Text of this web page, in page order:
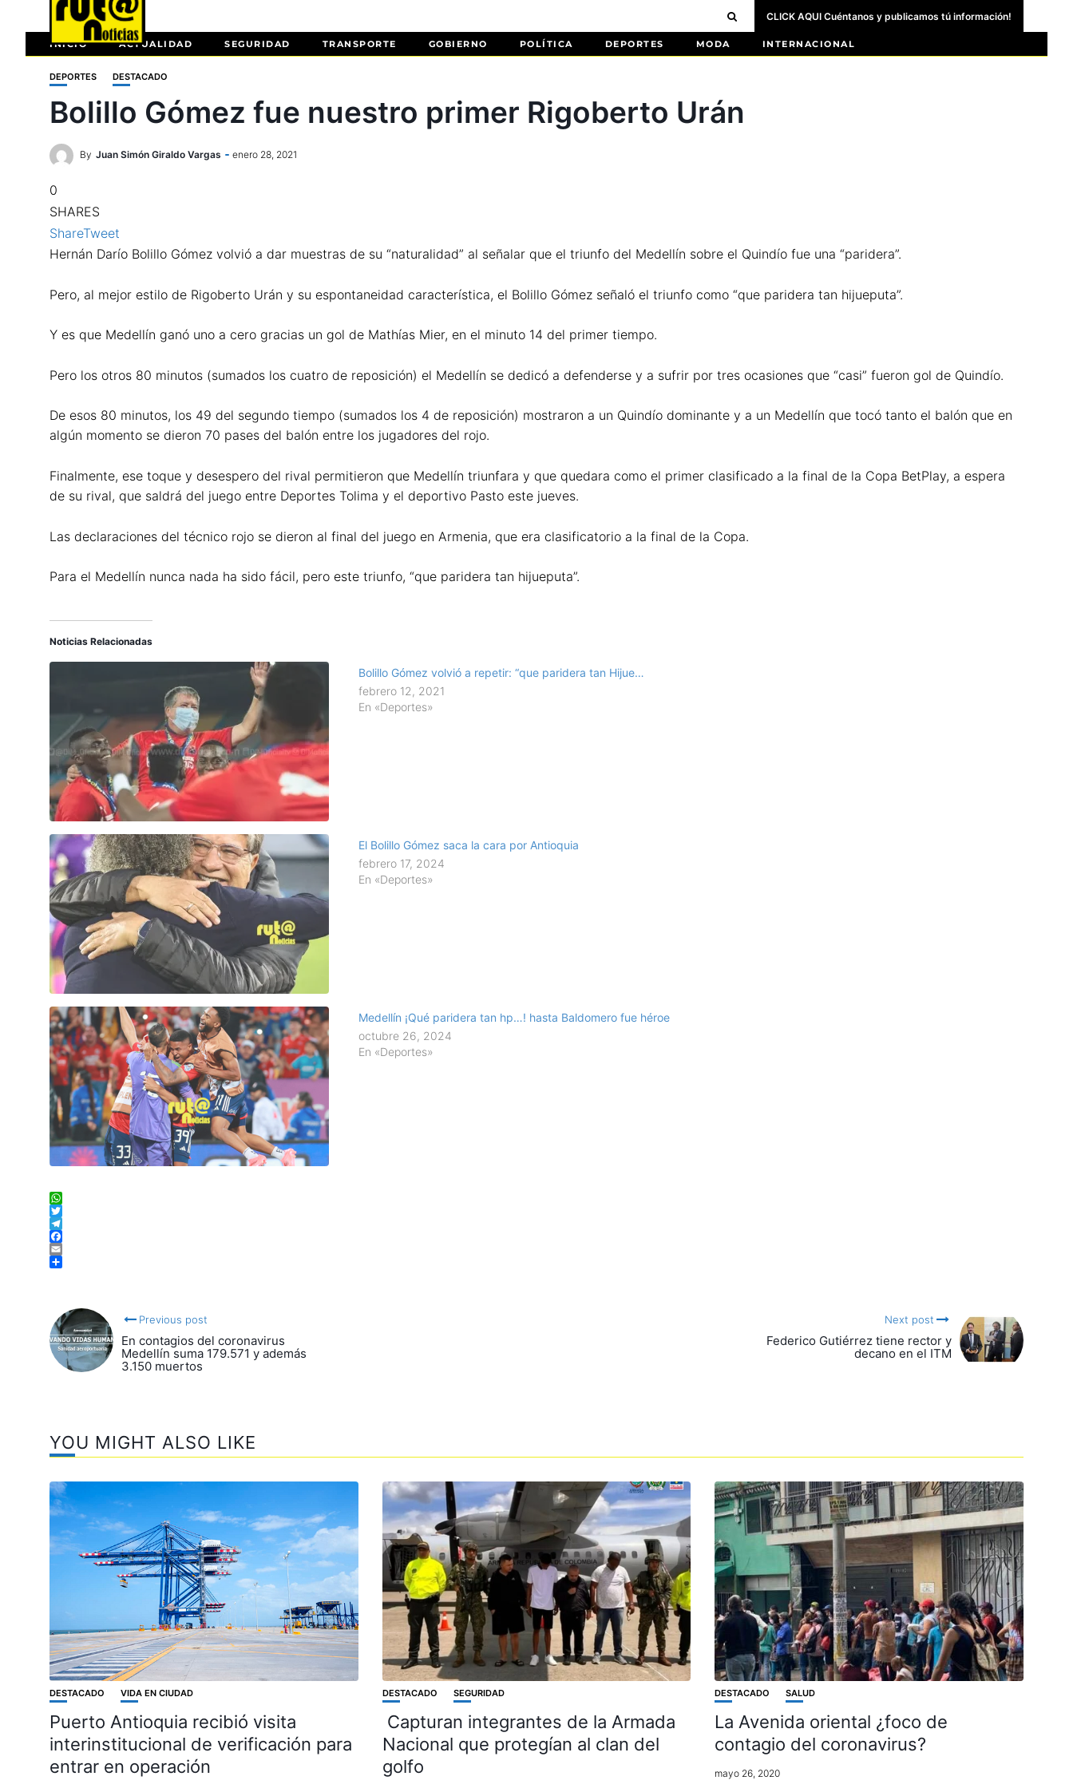
CLICK AQUI Cuéntanos y publicamos tú información!
INICIO ACTUALIDAD SEGURIDAD TRANSPORTE GOBIERNO POLÍTICA DEPORTES MODA INTERNACIONAL
DEPORTES DESTACADO
Bolillo Gómez fue nuestro primer Rigoberto Urán
By Juan Simón Giraldo Vargas enero 28, 2021
0
SHARES
ShareTweet
Hernán Darío Bolillo Gómez volvió a dar muestras de su “naturalidad” al señalar que el triunfo del Medellín sobre el Quindío fue una “paridera”.
Pero, al mejor estilo de Rigoberto Urán y su espontaneidad característica, el Bolillo Gómez señaló el triunfo como “que paridera tan hijueputa”.
Y es que Medellín ganó uno a cero gracias un gol de Mathías Mier, en el minuto 14 del primer tiempo.
Pero los otros 80 minutos (sumados los cuatro de reposición) el Medellín se dedicó a defenderse y a sufrir por tres ocasiones que “casi” fueron gol de Quindío.
De esos 80 minutos, los 49 del segundo tiempo (sumados los 4 de reposición) mostraron a un Quindío dominante y a un Medellín que tocó tanto el balón que en
algún momento se dieron 70 pases del balón entre los jugadores del rojo.
Finalmente, ese toque y desespero del rival permitieron que Medellín triunfara y que quedara como el primer clasificado a la final de la Copa BetPlay, a espera
de su rival, que saldrá del juego entre Deportes Tolima y el deportivo Pasto este jueves.
Las declaraciones del técnico rojo se dieron al final del juego en Armenia, que era clasificatorio a la final de la Copa.
Para el Medellín nunca nada ha sido fácil, pero este triunfo, “que paridera tan hijueputa”.
Noticias Relacionadas
Bolillo Gómez volvió a repetir: “que paridera tan Hijue…
febrero 12, 2021
En «Deportes»
El Bolillo Gómez saca la cara por Antioquia
febrero 17, 2024
En «Deportes»
Medellín ¡Qué paridera tan hp…! hasta Baldomero fue héroe
octubre 26, 2024
En «Deportes»
WhatsApp
Twitter
Telegram
Facebook
Email
Previous post
En contagios del coronavirus
Medellín suma 179.571 y además
3.150 muertos
Next post
Federico Gutiérrez tiene rector y
decano en el ITM
YOU MIGHT ALSO LIKE
DESTACADO VIDA EN CIUDAD
Puerto Antioquia recibió visita
interinstitucional de verificación para
entrar en operación
DESTACADO SEGURIDAD
Capturan integrantes de la Armada
Nacional que protegían al clan del
golfo
DESTACADO SALUD
La Avenida oriental ¿foco de
contagio del coronavirus?
mayo 26, 2020